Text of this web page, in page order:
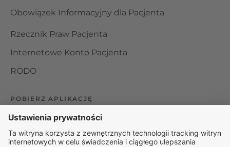
Obowiązek Informacyjny dla Pacjenta
Rzecznik Praw Pacjenta
Internetowe Konto Pacjenta
RODO
POBIERZ APLIKACJĘ